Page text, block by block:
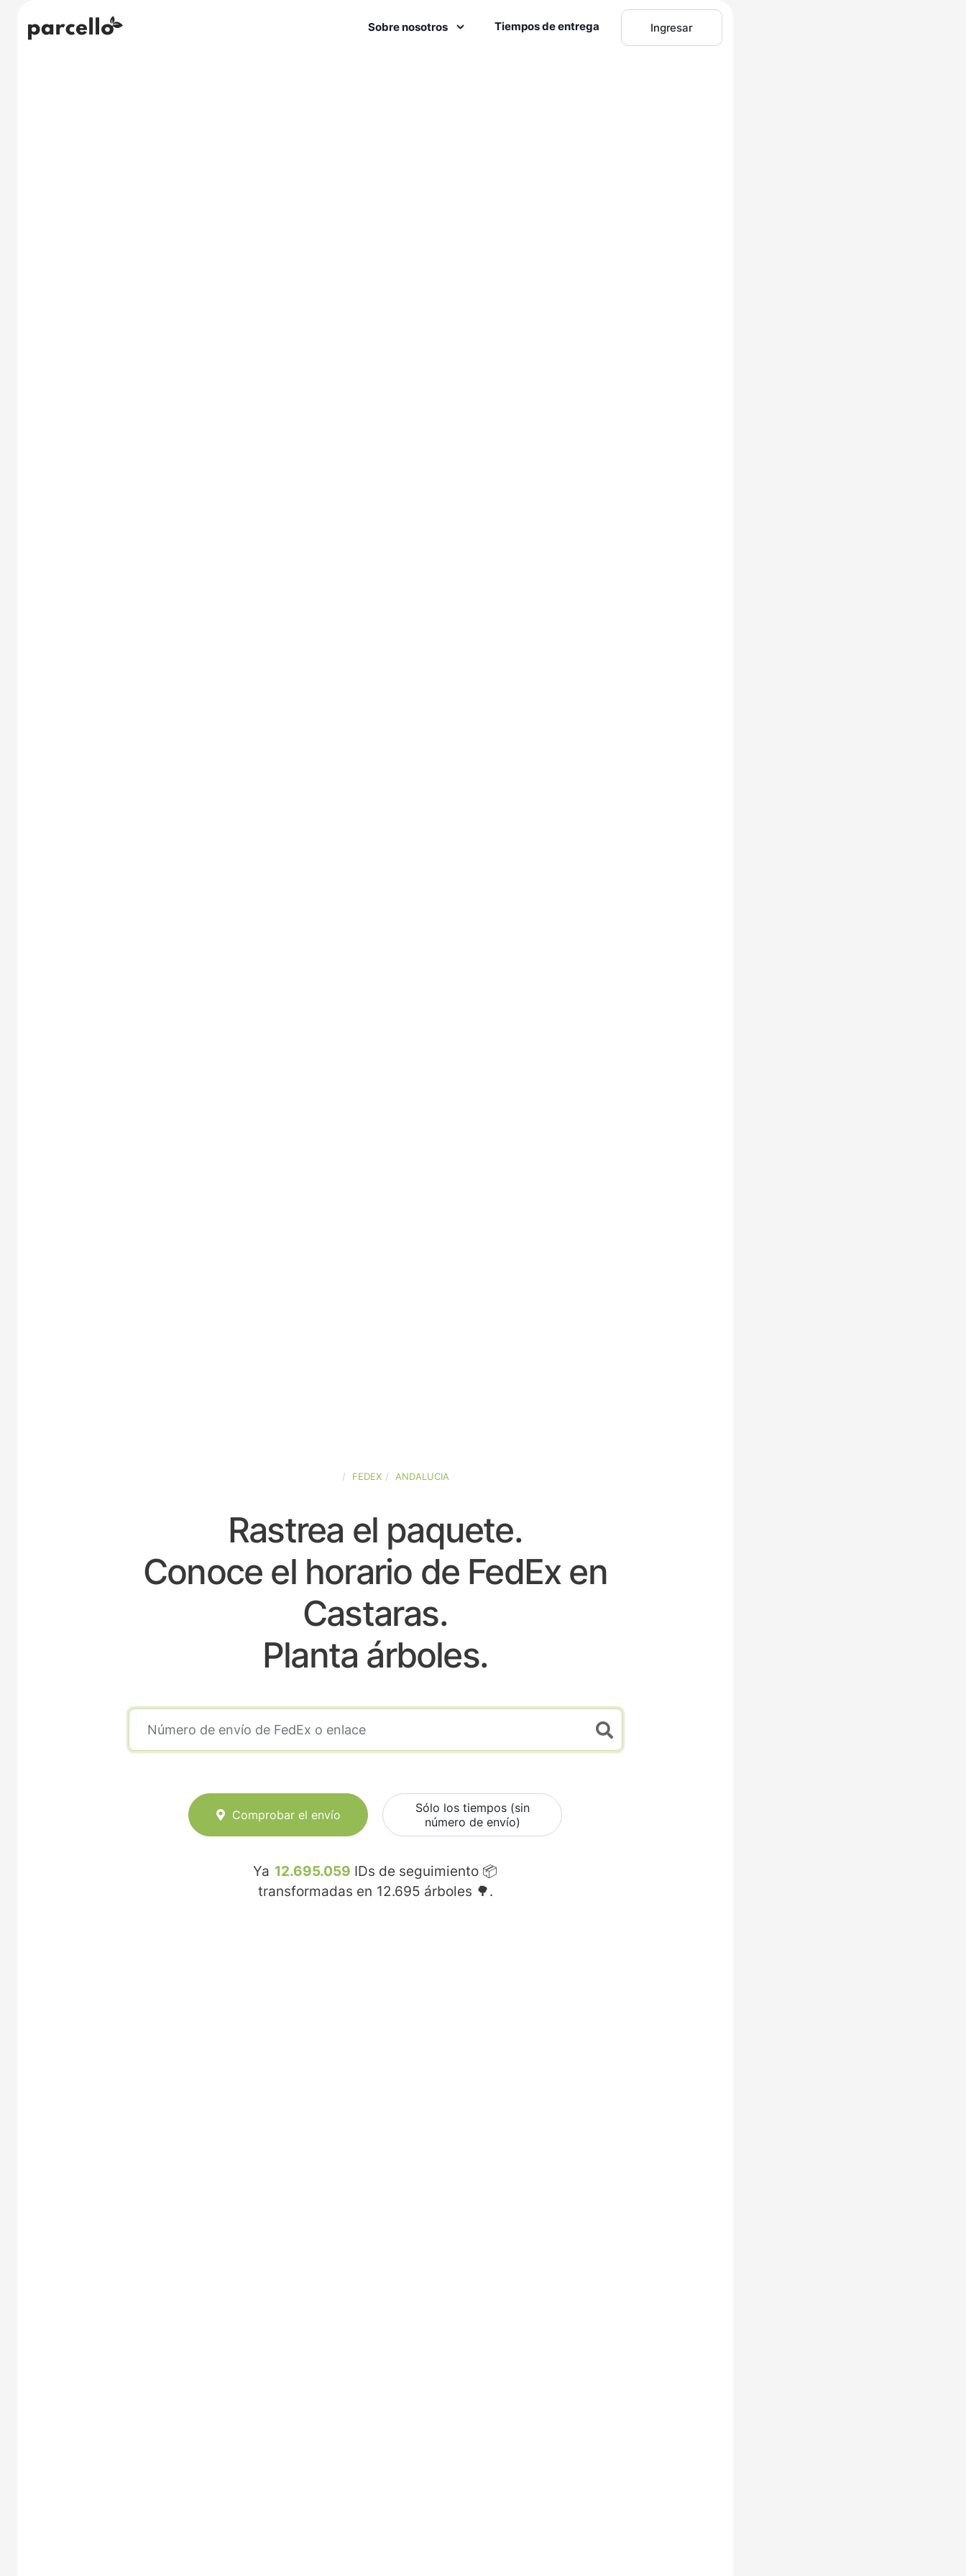
Sobre nosotros Tiempos de entrega Ingresar
FEDEX ANDALUCIA
Rastrea el paquete.
Conoce el horario de FedEx en
Castaras.
Planta árboles.
Comprobar el envío
Sólo los tiempos (sin
número de envío)
Ya 12.695.059 IDs de seguimiento 📦
transformadas en 12.695 árboles 🌳.